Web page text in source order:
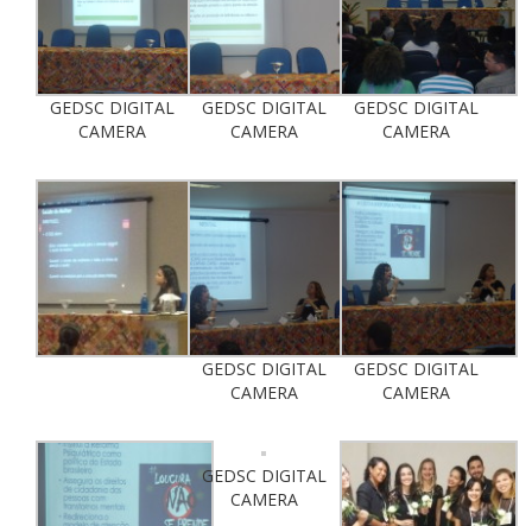
GEDSC DIGITAL
CAMERA
GEDSC DIGITAL
CAMERA
GEDSC DIGITAL
CAMERA
GEDSC DIGITAL
CAMERA
GEDSC DIGITAL
CAMERA
GEDSC DIGITAL
CAMERA